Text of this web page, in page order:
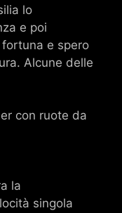
lo
e poi
e spero
Alcune delle
con ruote da
la
singola